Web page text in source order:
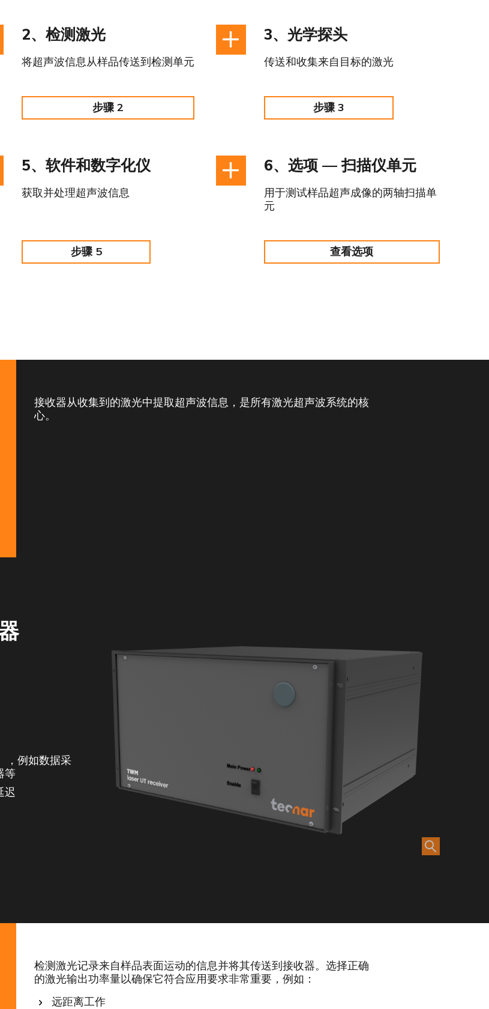
2、检测激光
将超声波信息从样品传送到检测单元
步骤 2
3、光学探头
传送和收集来自目标的激光
步骤 3
5、软件和数字化仪
获取并处理超声波信息
步骤 5
6、选项 — 扫描仪单元
用于测试样品超声成像的两轴扫描单
元
查看选项
接收器从收集到的激光中提取超声波信息，是所有激光超声波系统的核
心。
，例如数据采
等
迟
检测激光记录来自样品表面运动的信息并将其传送到接收器。选择正确
的激光输出功率量以确保它符合应用要求非常重要，例如：
远距离工作